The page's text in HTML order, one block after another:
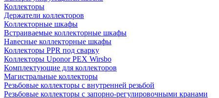
Коллекторы
Держатели коллекторов
Коллекторные шкафы
Встраиваемые коллекторные шкафы
Навесные коллекторные шкафы
Коллекторы PPR под сварку
Коллекторы Uponor PEX Wirsbo
Комплектующие для коллекторов
Магистральные коллекторы
Резьбовые коллекторы с внутренней резьбой
Резьбовые коллекторы с запорно-регулировочными кранами